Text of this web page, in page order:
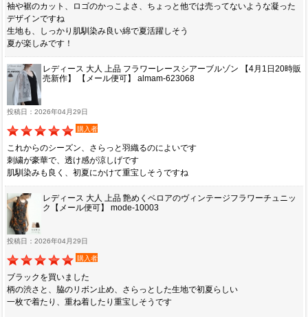
袖や裾のカット、ロゴのかっこよさ、ちょっと他では売ってないような凝った
デザインですね
生地も、しっかり肌馴染み良い綿で夏活躍しそう
夏が楽しみです！
レディース 大人 上品 フラワーレースシアーブルゾン 【4月1日20時販
売新作】 【メール便可】 almam-623068
投稿日：2026年04月29日
購入者
これからのシーズン、さらっと羽織るのによいです
刺繍が豪華で、透け感が涼しげです
肌馴染みも良く、初夏にかけて重宝しそうですね
レディース 大人 上品 艶めくベロアのヴィンテージフラワーチュニッ
ク【メール便可】 mode-10003
投稿日：2026年04月29日
購入者
ブラックを買いました
柄の渋さと、脇のリボン止め、さらっとした生地で初夏らしい
一枚で着たり、重ね着したり重宝しそうです